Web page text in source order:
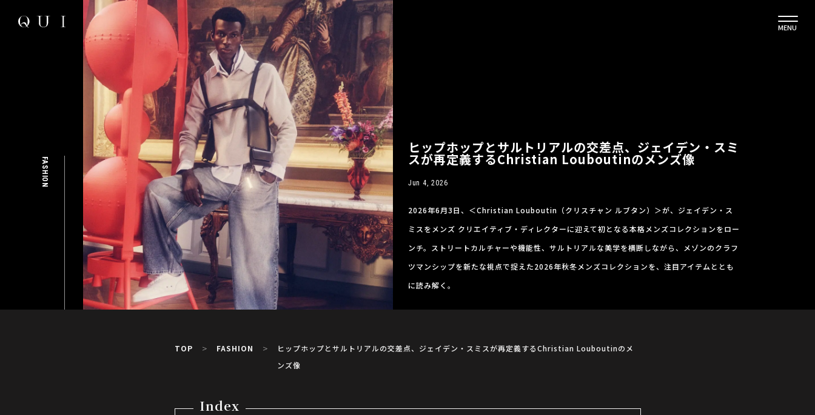
MENU
FASHION
ヒップホップとサルトリアルの交差点、ジェイデン・スミ
スが再定義するChristian Louboutinのメンズ像
Jun 4, 2026
2026年6月3日、＜Christian Louboutin（クリスチャン ルブタン）＞が、ジェイデン・ス
ミスをメンズ クリエイティブ・ディレクターに迎えて初となる本格メンズコレクションをロー
ンチ。ストリートカルチャーや機能性、サルトリアルな美学を横断しながら、メゾンのクラフ
ツマンシップを新たな視点で捉えた2026年秋冬メンズコレクションを、注目アイテムととも
に読み解く。
TOP FASHION
ヒップホップとサルトリアルの交差点、ジェイデン・スミスが再定義するChristian Louboutinのメ
ンズ像
Index